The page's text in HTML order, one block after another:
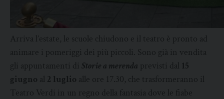
Arriva l’estate, le scuole chiudono e il teatro è pronto ad
animare i pomeriggi dei più piccoli. Sono già in vendita
gli appuntamenti di Storie a merenda previsti dal 15
giugno al 2 luglio alle ore 17.30, che trasformeranno il
Teatro Verdi in un regno della fantasia dove le fiabe